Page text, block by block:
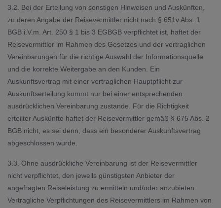
3.2. Bei der Erteilung von sonstigen Hinweisen und Auskünften,
zu deren Angabe der Reisevermittler nicht nach § 651v Abs. 1
BGB i.V.m. Art. 250 § 1 bis 3 EGBGB verpflichtet ist, haftet der
Reisevermittler im Rahmen des Gesetzes und der vertraglichen
Vereinbarungen für die richtige Auswahl der Informationsquelle
und die korrekte Weitergabe an den Kunden. Ein
Auskunftsvertrag mit einer vertraglichen Hauptpflicht zur
Auskunftserteilung kommt nur bei einer entsprechenden
ausdrücklichen Vereinbarung zustande. Für die Richtigkeit
erteilter Auskünfte haftet der Reisevermittler gemäß § 675 Abs. 2
BGB nicht, es sei denn, dass ein besonderer Auskunftsvertrag
abgeschlossen wurde.
3.3. Ohne ausdrückliche Vereinbarung ist der Reisevermittler
nicht verpflichtet, den jeweils günstigsten Anbieter der
angefragten Reiseleistung zu ermitteln und/oder anzubieten.
Vertragliche Verpflichtungen des Reisevermittlers im Rahmen von